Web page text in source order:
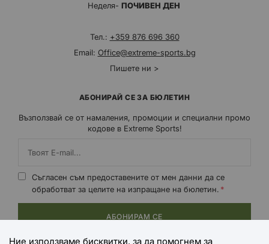
Неделя- ПОЧИВЕН ДЕН
Тел.: +359 876 696 360
Email: Office@extreme-sports.bg
Пишете ни >
АБОНИРАЙ СЕ ЗА БЮЛЕТИН
Възползвай се от намаления, промоции и специални промо
кодове в Extreme Sports!
Съгласен съм предоставените от мен данни да се
обработват за целите на изпращане на бюлетин.
АБОНИРАМ СЕ
Ние използваме бисквитки, за да помогнем за